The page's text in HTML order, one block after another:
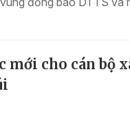
mới cho cán bộ